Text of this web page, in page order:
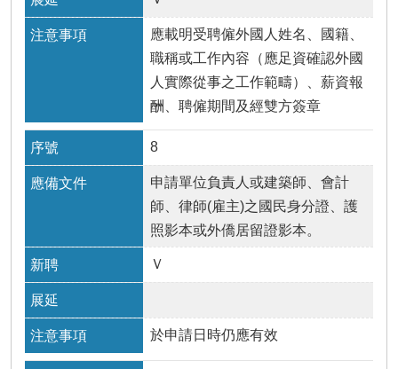
應載明受聘僱外國人姓名、國籍、
職稱或工作內容（應足資確認外國
人實際從事之工作範疇）、薪資報
酬、聘僱期間及經雙方簽章
8
申請單位負責人或建築師、會計
師、律師(雇主)之國民身分證、護
照影本或外僑居留證影本。
Ｖ
於申請日時仍應有效